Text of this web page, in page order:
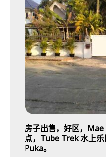
房子出售，好区，
点，Tube Trek 水上
Puka。